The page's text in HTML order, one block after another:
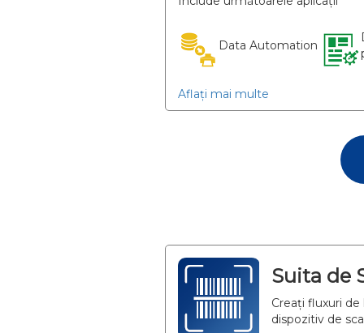
Data Automation
Aflați mai multe
Suita de
Creați fluxuri
dispozitiv de